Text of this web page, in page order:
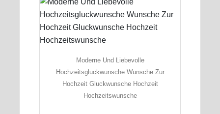
Moderne Und Liebevolle
Hochzeitsgluckwunsche Wunsche Zur
Hochzeit Gluckwunsche Hochzeit
Hochzeitswunsche